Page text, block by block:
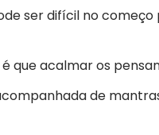
ser difícil no
que acalmar os
de